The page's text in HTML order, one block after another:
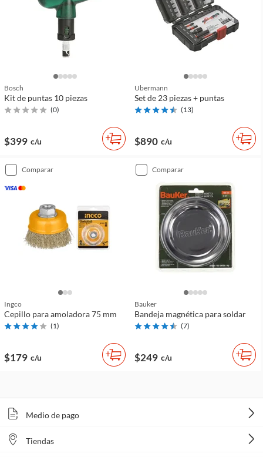
Bosch
Kit de puntas 10 piezas
(0)
$399 c/u
Ubermann
Set de 23 piezas + puntas
(13)
$890 c/u
comparar
Ingco
Cepillo para amoladora 75 mm
(1)
$179 c/u
comparar
Bauker
Bandeja magnética para soldar
(7)
$249 c/u
Medio de pago
Tiendas